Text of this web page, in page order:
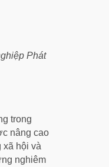
Phát
trong
nâng cao
xã hội và
nghiêm